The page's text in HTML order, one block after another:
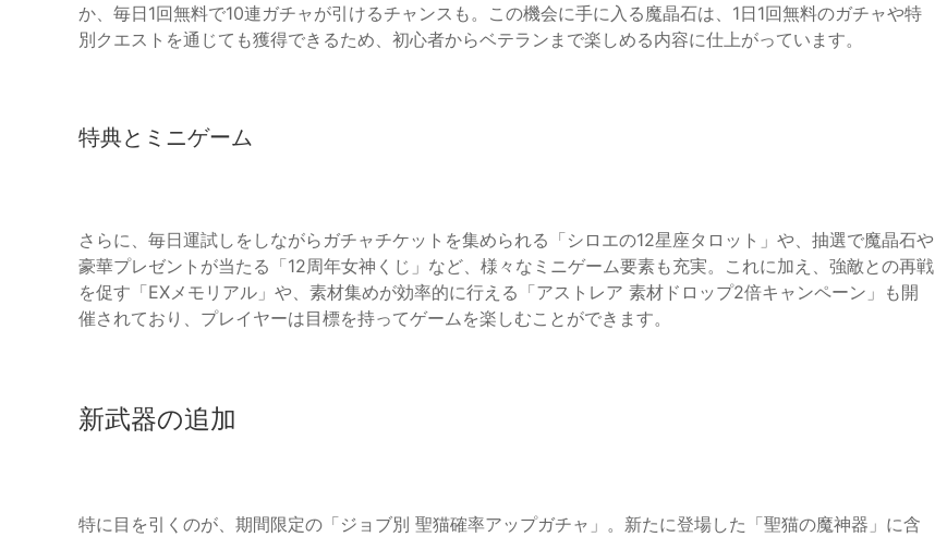
か、毎日1回無料で10連ガチャが引けるチャンスも。この機会に手に入る魔晶石は、1日1回無料のガチャや特
別クエストを通じても獲得できるため、初心者からベテランまで楽しめる内容に仕上がっています。
特典とミニゲーム
さらに、毎日運試しをしながらガチャチケットを集められる「シロエの12星座タロット」や、抽選で魔晶石や
豪華プレゼントが当たる「12周年女神くじ」など、様々なミニゲーム要素も充実。これに加え、強敵との再戦
を促す「EXメモリアル」や、素材集めが効率的に行える「アストレア 素材ドロップ2倍キャンペーン」も開
催されており、プレイヤーは目標を持ってゲームを楽しむことができます。
新武器の追加
特に目を引くのが、期間限定の「ジョブ別 聖猫確率アップガチャ」。新たに登場した「聖猫の魔神器」に含